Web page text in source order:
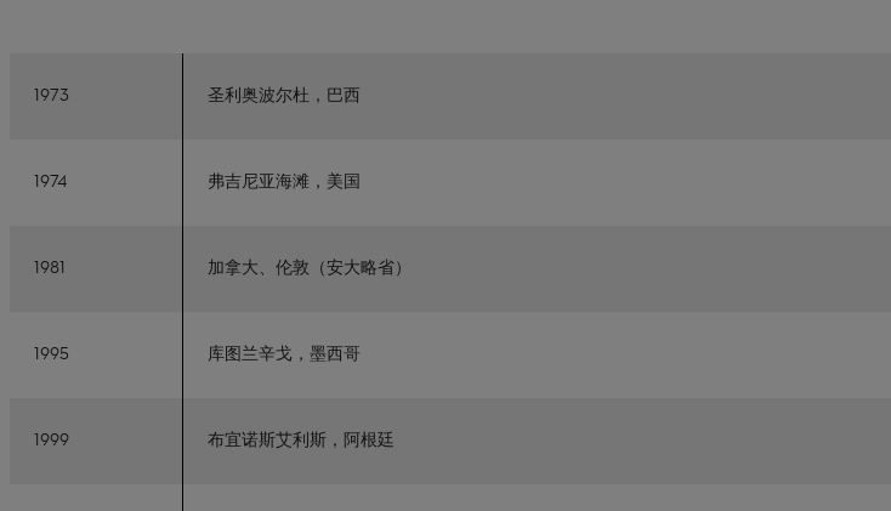
1973 圣利奥波尔杜，巴西
1974 弗吉尼亚海滩，美国
1981 加拿大、伦敦（安大略省）
1995 库图兰辛戈，墨西哥
1999 布宜诺斯艾利斯，阿根廷